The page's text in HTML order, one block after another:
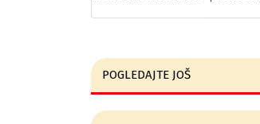
POGLEDAJTE JOŠ